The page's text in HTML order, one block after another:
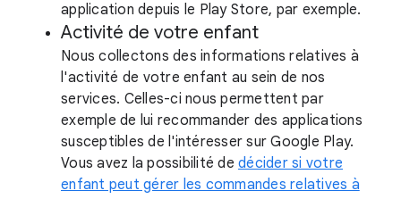
application depuis le Play Store, par exemple.
Activité de votre enfant
Nous collectons des informations relatives à
l'activité de votre enfant au sein de nos
services. Celles-ci nous permettent par
exemple de lui recommander des applications
susceptibles de l'intéresser sur Google Play.
Vous avez la possibilité de décider si votre
enfant peut gérer les commandes relatives à